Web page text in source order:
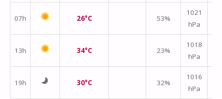
07h 26°C 53%
1021
hPa
13h 34°C 23%
1018
hPa
19h 30°C 32%
1016
hPa